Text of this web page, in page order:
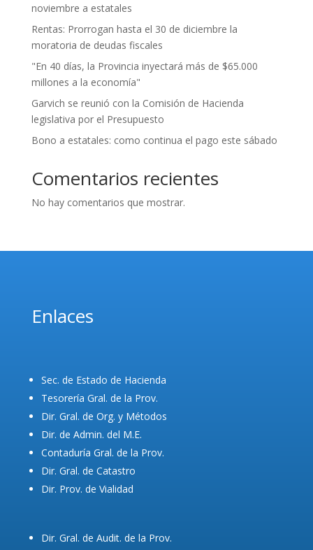
noviembre a estatales
Rentas: Prorrogan hasta el 30 de diciembre la
moratoria de deudas fiscales
"En 40 días, la Provincia inyectará más de $65.000
millones a la economía"
Garvich se reunió con la Comisión de Hacienda
legislativa por el Presupuesto
Bono a estatales: como continua el pago este sábado
Comentarios recientes
No hay comentarios que mostrar.
Enlaces
Sec. de Estado de Hacienda
Tesorería Gral. de la Prov.
Dir. Gral. de Org. y Métodos
Dir. de Admin. del M.E.
Contaduría Gral. de la Prov.
Dir. Gral. de Catastro
Dir. Prov. de Vialidad
Dir. Gral. de Audit. de la Prov.